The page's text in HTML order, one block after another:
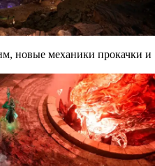
новые механики прокачки и